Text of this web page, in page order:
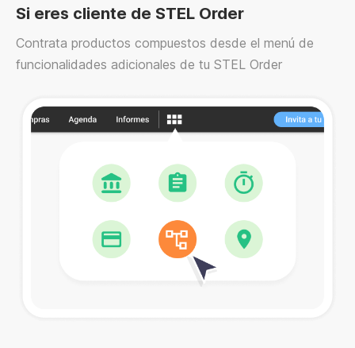
Si eres cliente de STEL Order
Contrata productos compuestos desde el menú de
funcionalidades adicionales de tu STEL Order